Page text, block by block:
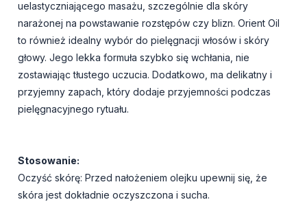
uelastyczniającego masażu, szczególnie dla skóry
narażonej na powstawanie rozstępów czy blizn. Orient Oil
to również idealny wybór do pielęgnacji włosów i skóry
głowy. Jego lekka formuła szybko się wchłania, nie
zostawiając tłustego uczucia. Dodatkowo, ma delikatny i
przyjemny zapach, który dodaje przyjemności podczas
pielęgnacyjnego rytuału.
Stosowanie:
Oczyść skórę: Przed nałożeniem olejku upewnij się, że
skóra jest dokładnie oczyszczona i sucha.